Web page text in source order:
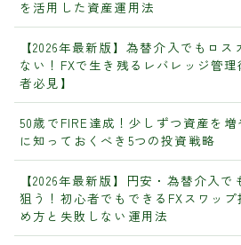
を活用した資産運用法
【2026年最新版】為替介入でもロス
ない！FXで生き残るレバレッジ管
者必見】
50歳でFIRE達成！少しずつ資産を増
に知っておくべき5つの投資戦略
【2026年最新版】円安・為替介入で
狙う！初心者でもできるFXスワップ
め方と失敗しない運用法